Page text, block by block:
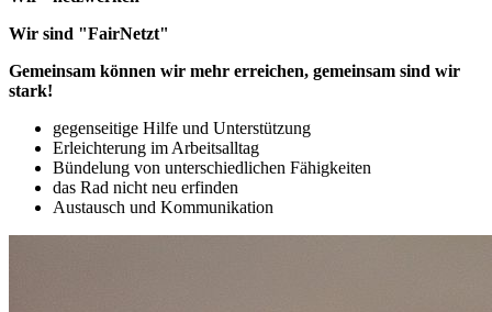
Wir sind "FairNetzt"
Gemeinsam können wir mehr erreichen, gemeinsam sind wir
stark!
gegenseitige Hilfe und Unterstützung
Erleichterung im Arbeitsalltag
Bündelung von unterschiedlichen Fähigkeiten
das Rad nicht neu erfinden
Austausch und Kommunikation